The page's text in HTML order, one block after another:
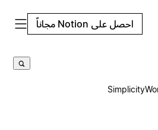
احصل على Notion مجاناً